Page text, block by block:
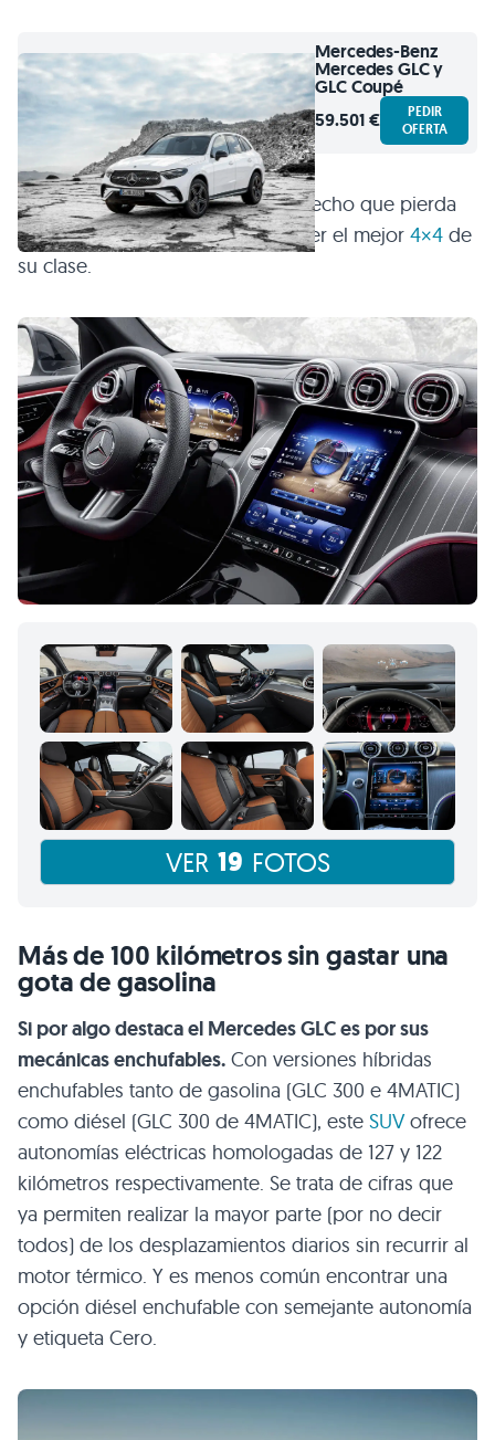
Mercedes-Benz
Mercedes GLC y
GLC Coupé
59.501 €
PEDIR
OFERTA
El avance de esta tecnología ha hecho que pierda
su condición, pero no que deje ser el mejor 4×4 de
su clase.
VER 19 FOTOS
Más de 100 kilómetros sin gastar una
gota de gasolina
Si por algo destaca el Mercedes GLC es por sus
mecánicas enchufables. Con versiones híbridas
enchufables tanto de gasolina (GLC 300 e 4MATIC)
como diésel (GLC 300 de 4MATIC), este SUVofrece
autonomías eléctricas homologadas de 127 y 122
kilómetros respectivamente. Se trata de cifras que
ya permiten realizar la mayor parte (por no decir
todos) de los desplazamientos diarios sin recurrir al
motor térmico. Y es menos común encontrar una
opción diésel enchufable con semejante autonomía
y etiqueta Cero.